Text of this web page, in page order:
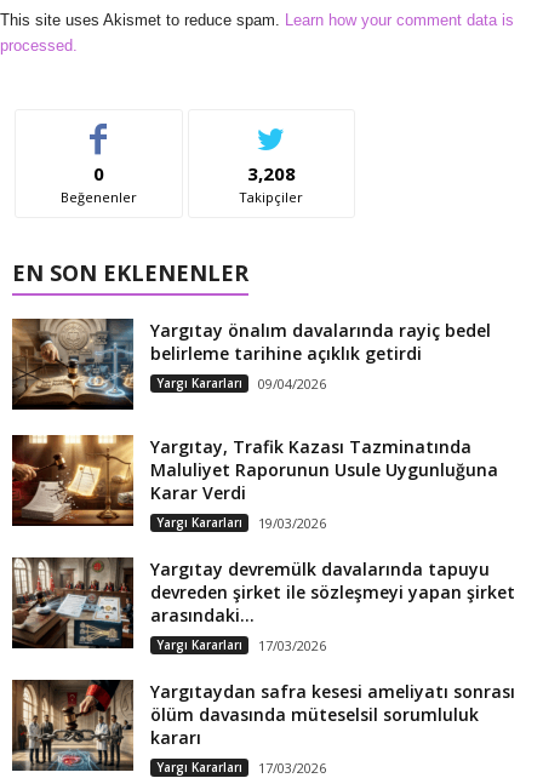
This site uses Akismet to reduce spam. Learn how your comment data is
processed.
0
Beğenenler
3,208
Takipçiler
EN SON EKLENENLER
Yargıtay önalım davalarında rayiç bedel
belirleme tarihine açıklık getirdi
Yargı Kararları 09/04/2026
Yargıtay, Trafik Kazası Tazminatında
Maluliyet Raporunun Usule Uygunluğuna
Karar Verdi
Yargı Kararları 19/03/2026
Yargıtay devremülk davalarında tapuyu
devreden şirket ile sözleşmeyi yapan şirket
arasındaki...
Yargı Kararları 17/03/2026
Yargıtaydan safra kesesi ameliyatı sonrası
ölüm davasında müteselsil sorumluluk
kararı
Yargı Kararları 17/03/2026